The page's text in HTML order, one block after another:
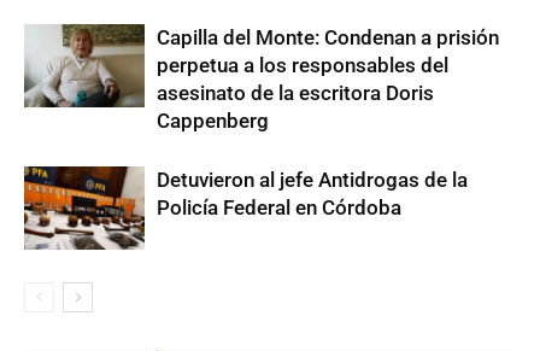
Capilla del Monte: Condenan a prisión
perpetua a los responsables del
asesinato de la escritora Doris
Cappenberg
Detuvieron al jefe Antidrogas de la
Policía Federal en Córdoba